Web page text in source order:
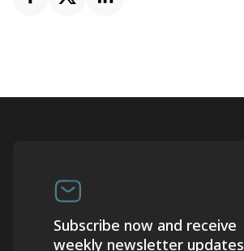
Subscribe now and receive
weekly newsletter updates